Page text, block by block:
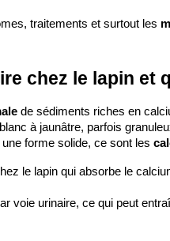
traitements et surtout les
chez le lapin et
de sédiments riches en
à jaunâtre, parfois
forme solide, ce sont les
le lapin qui absorbe le
voie urinaire, ce qui peut